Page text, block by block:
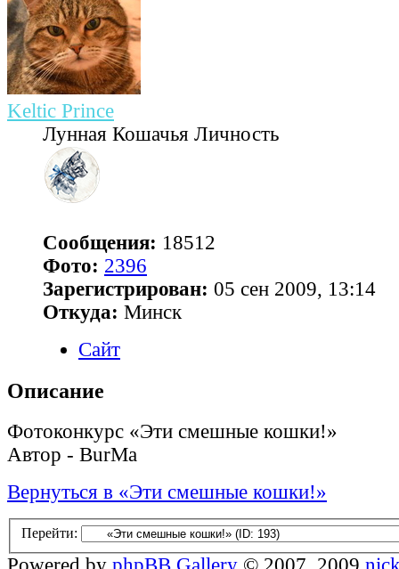
Keltic Prince
Лунная Кошачья Личность
Сообщения: 18512
Фото: 2396
Зарегистрирован: 05 сен 2009, 13:14
Откуда: Минск
Сайт
Описание
Фотоконкурс «Эти смешные кошки!»
Автор - BurMa
Вернуться в «Эти смешные кошки!»
Перейти: